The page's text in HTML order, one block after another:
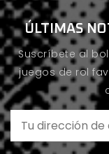
ÚLTIMAS
Suscríbete al
juegos de rol